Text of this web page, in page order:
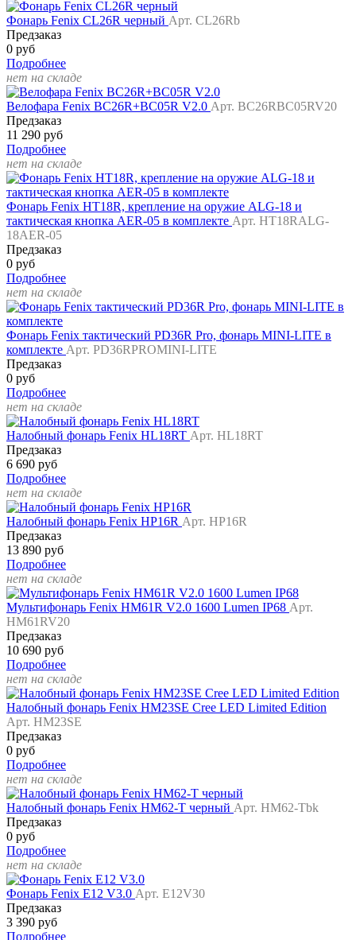
Фонарь Fenix CL26R черный Арт. CL26Rb
Предзаказ
0 руб
Подробнее
нет на складе
Велофара Fenix BC26R+BC05R V2.0 Арт. BC26RBC05RV20
Предзаказ
11 290 руб
Подробнее
нет на складе
Фонарь Fenix HT18R, крепление на оружие ALG-18 и
тактическая кнопка AER-05 в комплекте Арт. HT18RALG-
18AER-05
Предзаказ
0 руб
Подробнее
нет на складе
Фонарь Fenix тактический PD36R Pro, фонарь MINI-LITE в
комплекте Арт. PD36RPROMINI-LITE
Предзаказ
0 руб
Подробнее
нет на складе
Налобный фонарь Fenix HL18RT Арт. HL18RT
Предзаказ
6 690 руб
Подробнее
нет на складе
Налобный фонарь Fenix HP16R Арт. HP16R
Предзаказ
13 890 руб
Подробнее
нет на складе
Мультифонарь Fenix HM61R V2.0 1600 Lumen IP68 Арт.
HM61RV20
Предзаказ
10 690 руб
Подробнее
нет на складе
Налобный фонарь Fenix HM23SE Cree LED Limited Edition
Арт. HM23SE
Предзаказ
0 руб
Подробнее
нет на складе
Налобный фонарь Fenix HM62-T черный Арт. HM62-Tbk
Предзаказ
0 руб
Подробнее
нет на складе
Фонарь Fenix E12 V3.0 Арт. E12V30
Предзаказ
3 390 руб
Подробнее